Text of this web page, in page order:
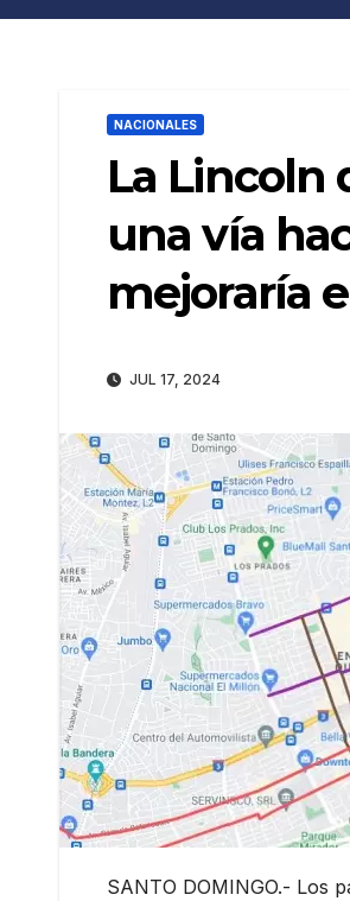
NACIONALES
La Lincoln
una vía
mejoraría
JUL 17, 2024
SANTO DOMINGO.- Los